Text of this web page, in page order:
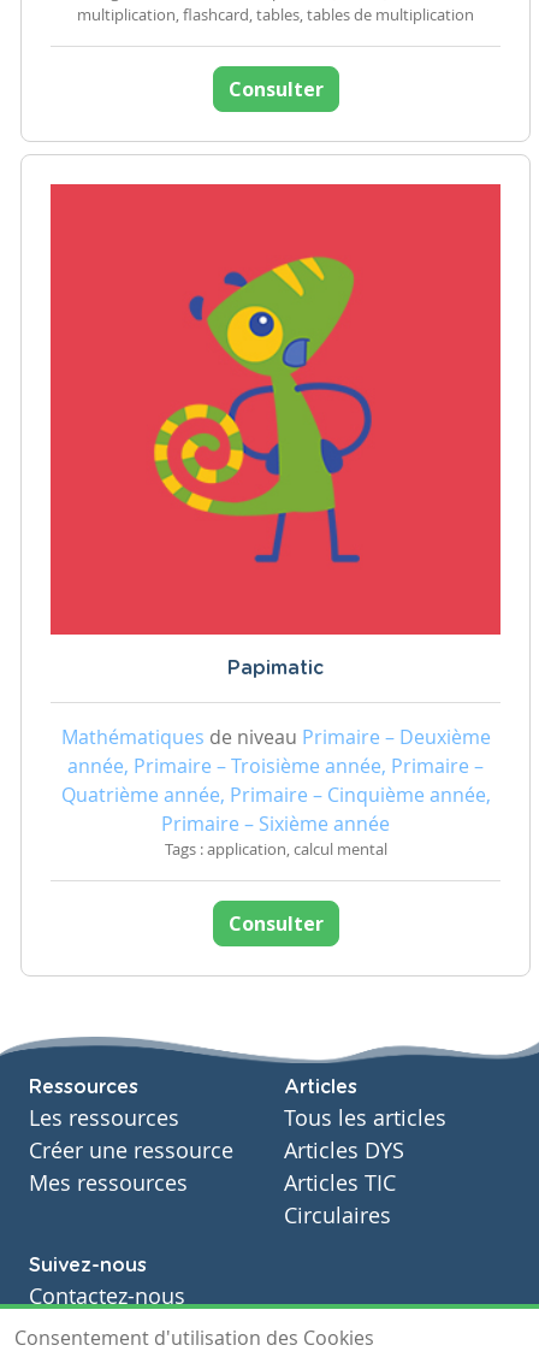
multiplication, flashcard, tables, tables de multiplication
Consulter
Papimatic
Mathématiques de niveau Primaire – Deuxième
année, Primaire – Troisième année, Primaire –
Quatrième année, Primaire – Cinquième année,
Primaire – Sixième année
Tags : application, calcul mental
Consulter
Ressources
Les ressources
Créer une ressource
Mes ressources
Articles
Tous les articles
Articles DYS
Articles TIC
Circulaires
Suivez-nous
Contactez-nous
Soutien scolaire
Consentement d'utilisation des Cookies